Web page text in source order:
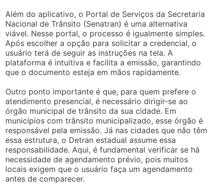
Além do aplicativo, o Portal de Serviços da Secretaria
Nacional de Trânsito (Senatran) é uma alternativa
viável. Nesse portal, o processo é igualmente simples.
Após escolher a opção para solicitar a credencial, o
usuário terá de seguir as instruções na tela. A
plataforma é intuitiva e facilita a emissão, garantindo
que o documento esteja em mãos rapidamente.
Outro ponto importante é que, para quem prefere o
atendimento presencial, é necessário dirigir-se ao
órgão municipal de trânsito da sua cidade. Em
municípios com trânsito municipalizado, esse órgão é
responsável pela emissão. Já nas cidades que não têm
essa estrutura, o Detran estadual assume essa
responsabilidade. Aqui, é fundamental verificar se há
necessidade de agendamento prévio, pois muitos
locais exigem que o usuário faça um agendamento
antes de comparecer.